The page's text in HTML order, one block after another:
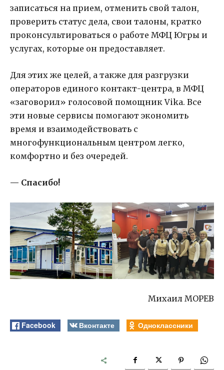
записаться на прием, отменить свой талон,
проверить статус дела, свои талоны, кратко
проконсультироваться о работе МФЦ Югры и
услугах, которые он предоставляет.
Для этих же целей, а также для разгрузки
операторов единого контакт-центра, в МФЦ
«заговорил» голосовой помощник Vika. Все
эти новые сервисы помогают экономить
время и взаимодействовать с
многофункциональным центром легко,
комфортно и без очередей.
— Спасибо!
Михаил МОРЕВ
Facebook Вконтакте Одноклассники